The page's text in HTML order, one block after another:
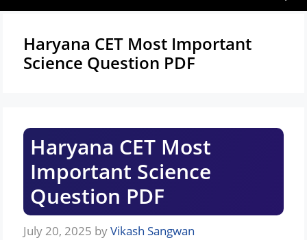
Haryana CET Most Important
Science Question PDF
Haryana CET Most
Important Science
Question PDF
July 20, 2025 byVikash Sangwan